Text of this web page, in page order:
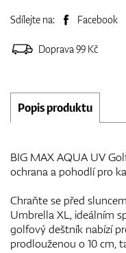
Sdílejte na: Facebook
Doprava 99 Kč
Popis produktu
BIG MAX AQUA UV
ochrana a pohodlí pro
Chraňte se před
Umbrella XL, ideálním
golfový deštník nabízí
prodlouženou o 10 cm,